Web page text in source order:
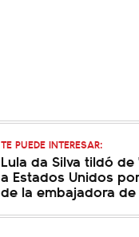
TE PUEDE INTERESAR:
Lula da Silva tildó
a Estados Unidos
de la embajadora de